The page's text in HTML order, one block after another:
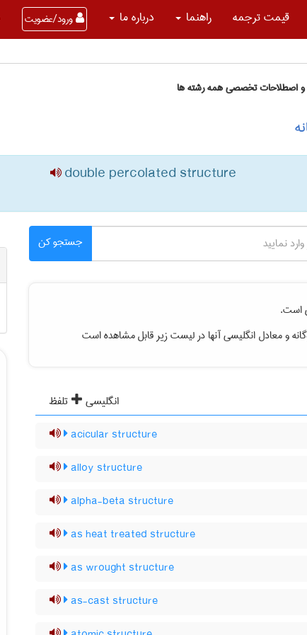
قیمت ترجمه راهنما درباره ما ورود/عضویت
و اصطلاحات تخصصی همه رشته ها
double percolated structure
جستجو کن
است.
و معادل انگلیسی آنها در لیست زیر قابل مشاهده است
انگلیسی
تلفظ
acicular structure
alloy structure
alpha-beta structure
as heat treated structure
as wrought structure
as-cast structure